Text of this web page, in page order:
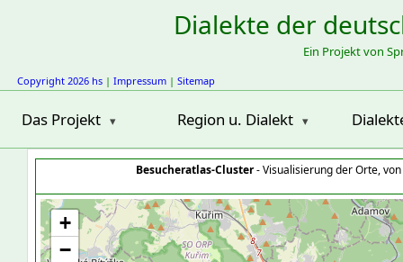
Dialekte der
Ein Projekt von
Copyright 2026 hs | Impressum | Sitemap
Das Projekt Region u. Dialekt
Besucheratlas-Cluster- Visualisierung der Orte,
+
−